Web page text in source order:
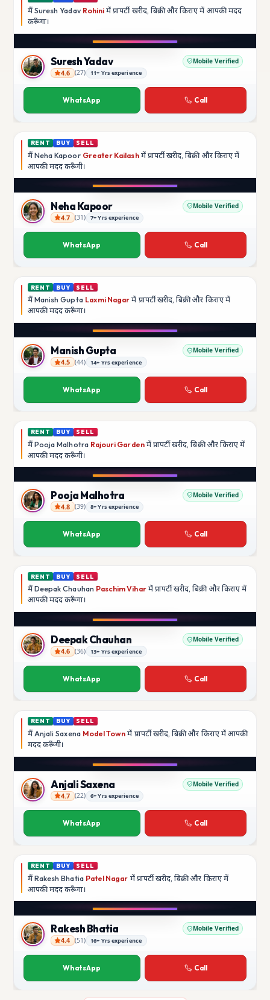
मैं Suresh Yadav Rohini में प्रापर्टी खरीद, बिक्री और किराए में आपकी मदद
करूँगा।
Suresh Yadav
Suresh Yadav Mobile Verified
4.6 (27) 11+ Yrs experience
WhatsApp Call
RENT BUY SELL
मैं Neha Kapoor Greater Kailashमें प्रापर्टी खरीद, बिक्री और किराए में
आपकी मददकरूँगी।
Neha Kapoor
Neha Kapoor Mobile Verified
4.7 (31) 7+ Yrs experience
WhatsApp Call
RENT BUY SELL
मैं Manish Gupta Laxmi Nagar में प्रापर्टी खरीद, बिक्री और किराए में
आपकी मददकरूँगा।
Manish Gupta
Manish Gupta Mobile Verified
4.5 (44) 14+ Yrs experience
WhatsApp Call
RENT BUY SELL
मैं Pooja Malhotra Rajouri Gardenमें प्रापर्टी खरीद, बिक्री और किराए में
आपकी मददकरूँगी।
Pooja Malhotra
Pooja Malhotra Mobile Verified
4.8 (39) 8+ Yrs experience
WhatsApp Call
RENT BUY SELL
मैं Deepak Chauhan Paschim Viharमें प्रापर्टी खरीद, बिक्री और किराए में
आपकी मददकरूँगा।
Deepak Chauhan
Deepak Chauhan Mobile Verified
4.6 (36) 13+ Yrs experience
WhatsApp Call
RENT BUY SELL
मैं Anjali Saxena Model Town में प्रापर्टी खरीद, बिक्री और किराए में आपकी
मददकरूँगी।
Anjali Saxena
Anjali Saxena Mobile Verified
4.7 (22) 6+ Yrs experience
WhatsApp Call
RENT BUY SELL
मैं Rakesh Bhatia Patel Nagar में प्रापर्टी खरीद, बिक्री और किराए में
आपकी मददकरूँगा।
Rakesh Bhatia
Rakesh Bhatia Mobile Verified
4.4 (51) 16+ Yrs experience
WhatsApp Call